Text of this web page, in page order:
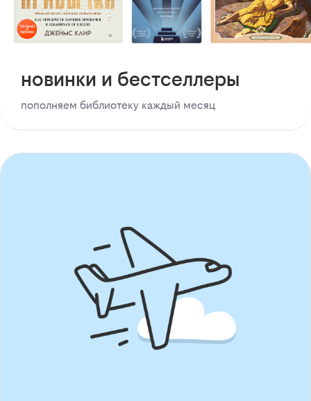
новинки и бестселлеры
пополняем библиотеку каждый месяц